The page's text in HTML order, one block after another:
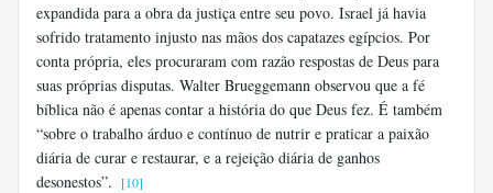
expandida para a obra da justiça entre seu povo. Israel já havia
sofrido tratamento injusto nas mãos dos capatazes egípcios. Por
conta própria, eles procuraram com razão respostas de Deus para
suas próprias disputas. Walter Brueggemann observou que a fé
bíblica não é apenas contar a história do que Deus fez. É também
“sobre o trabalho árduo e contínuo de nutrir e praticar a paixão
diária de curar e restaurar, e a rejeição diária de ganhos
desonestos”.
[10]